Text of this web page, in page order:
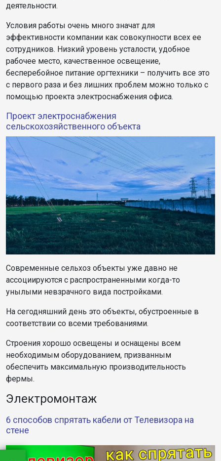
деятельности.
Условия работы очень много значат для
эффективности компании как совокупности всех ее
сотрудников. Низкий уровень усталости, удобное
рабочее место, качественное освещение,
бесперебойное питание оргтехники – получить все это
с первого раза и без лишних проблем можно только с
помощью проекта электроснабжения офиса.
Проект электроснабжения
сельскохозяйственного объекта
Современные сельхоз объекты уже давно не
ассоциируются с распространенными когда-то
унылыми невзрачного вида постройками.
На сегодняшний день это объекты, обустроенные в
соответствии со всеми требованиями.
Строения хорошо освещены и оснащены всем
необходимым оборудованием, призванным
обеспечить максимальную производительность
фермы.
Электромонтаж
6 способов спрятать кабели от Телевизора на
стене